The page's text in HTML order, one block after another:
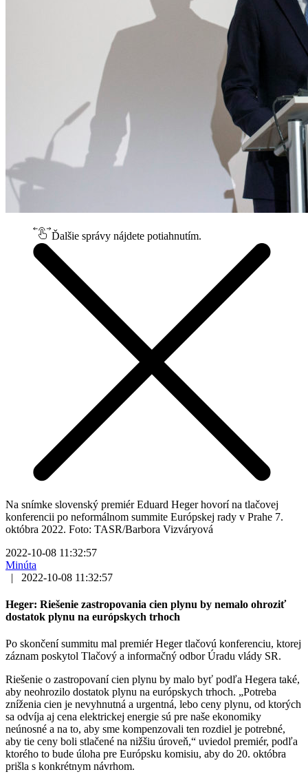
Ďalšie správy nájdete potiahnutím.
Na snímke slovenský premiér Eduard Heger hovorí na tlačovej
konferencii po neformálnom summite Európskej rady v Prahe 7.
októbra 2022. Foto: TASR/Barbora Vizváryová
2022-10-08 11:32:57
Minúta
|
2022-10-08 11:32:57
Heger: Riešenie zastropovania cien plynu by nemalo ohroziť
dostatok plynu na európskych trhoch
Po skončení summitu mal premiér Heger tlačovú konferenciu, ktorej
záznam poskytol Tlačový a informačný odbor Úradu vlády SR.
Riešenie o zastropovaní cien plynu by malo byť podľa Hegera také,
aby neohrozilo dostatok plynu na európskych trhoch. „Potreba
zníženia cien je nevyhnutná a urgentná, lebo ceny plynu, od ktorých
sa odvíja aj cena elektrickej energie sú pre naše ekonomiky
neúnosné a na to, aby sme kompenzovali ten rozdiel je potrebné,
aby tie ceny boli stlačené na nižšiu úroveň,“ uviedol premiér, podľa
ktorého to bude úloha pre Európsku komisiu, aby do 20. októbra
prišla s konkrétnym návrhom.